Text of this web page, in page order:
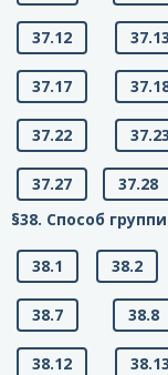
37.12 37.13
37.17
37.22 37.23
37.27
37.28
§38. Способ
38.1 38.2
38.7 38.8
38.12 38.13